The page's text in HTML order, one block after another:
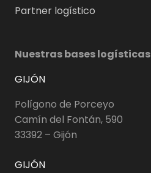
Partner logístico
Nuestras bases logísticas
GIJÓN
Polígono de Porceyo
Camín del Fontán, 590
33392 – Gijón
GIJÓN